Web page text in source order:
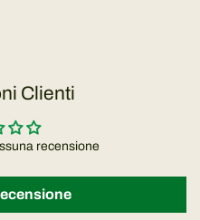
Clienti
recensione